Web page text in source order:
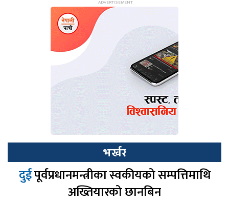
भर्खर
दुईपूर्वप्रधानमन्त्रीका स्वकीयको सम्पत्तिमाथि
अख्तियारको छानबिन